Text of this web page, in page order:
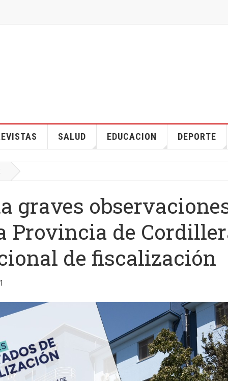
SALUD EDUCACION DEPORTE
graves
Provincia de
de fiscalización